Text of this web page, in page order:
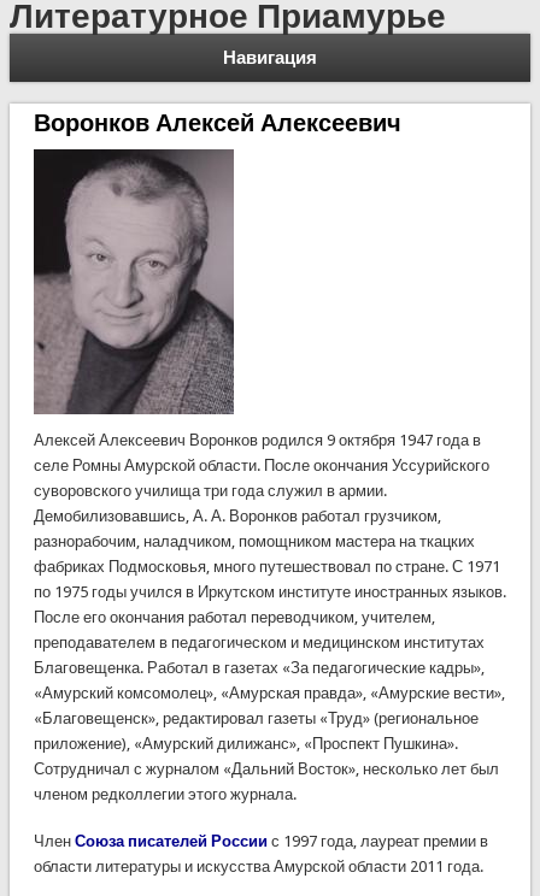
Литературное Приамурье
Навигация
Воронков Алексей Алексеевич
Алексей Алексеевич Воронков родился 9 октября 1947 года в
селе Ромны Амурской области. После окончания Уссурийского
суворовского училища три года служил в армии.
Демобилизовавшись, А. А. Воронков работал грузчиком,
разнорабочим, наладчиком, помощником мастера на ткацких
фабриках Подмосковья, много путешествовал по стране. С 1971
по 1975 годы учился в Иркутском институте иностранных языков.
После его окончания работал переводчиком, учителем,
преподавателем в педагогическом и медицинском институтах
Благовещенка. Работал в газетах «За педагогические кадры»,
«Амурский комсомолец», «Амурская правда», «Амурские вести»,
«Благовещенск», редактировал газеты «Труд» (региональное
приложение), «Амурский дилижанс», «Проспект Пушкина».
Сотрудничал с журналом «Дальний Восток», несколько лет был
членом редколлегии этого журнала.
Член Союза писателей Россиис 1997 года, лауреат премии в
области литературы и искусства Амурской области 2011 года.